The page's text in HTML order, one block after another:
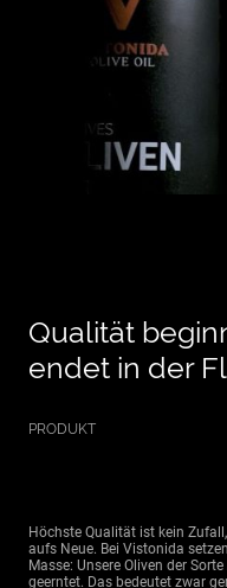
Qualität
endet in der
PRODUKT
Höchste Qualität ist kein
aufs Neue. Bei Vistonida
Masse: Unsere Oliven der Sorte
geerntet. Das bedeutet zwar